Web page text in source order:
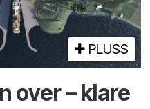
PLUSS
over – klare